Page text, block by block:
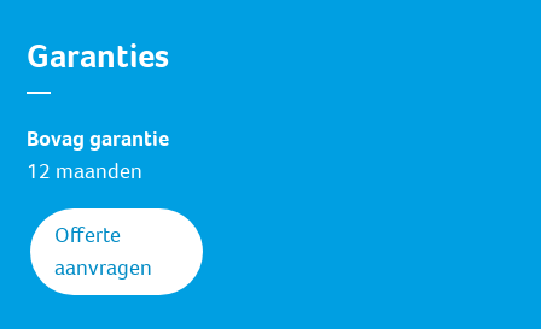
Garanties
Bovag garantie
12 maanden
Offerte
aanvragen